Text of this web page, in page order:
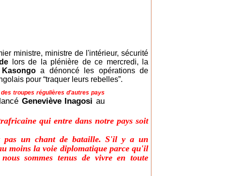
ministre, ministre de l'intérieur, sécurité
lors de la plénière de ce mercredi, la
a dénoncé les opérations de
pour “traquer leurs rebelles”.
troupes régulières d'autres pays
Geneviève Inagosi au
qui entre dans notre pays soit
pas un chant de bataille. S'il y a un
moins la voie diplomatique parce qu'il
sommes tenus de vivre en toute